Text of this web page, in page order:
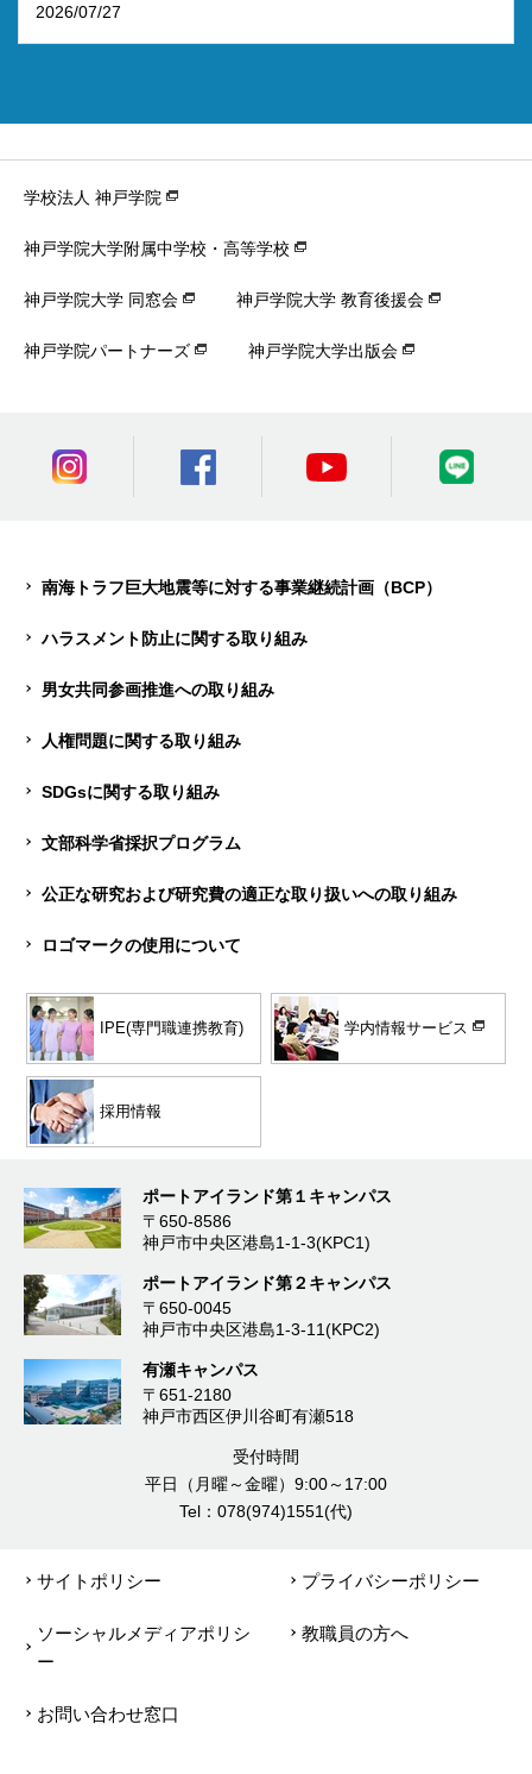
2026/07/27
学校法人 神戸学院
神戸学院大学附属中学校・高等学校
神戸学院大学 同窓会 神戸学院大学 教育後援会
神戸学院パートナーズ 神戸学院大学出版会
南海トラフ巨大地震等に対する事業継続計画（BCP）
ハラスメント防止に関する取り組み
男女共同参画推進への取り組み
人権問題に関する取り組み
SDGsに関する取り組み
文部科学省採択プログラム
公正な研究および研究費の適正な取り扱いへの取り組み
ロゴマークの使用について
IPE(専門職連携教育) 学内情報サービス
採用情報
ポートアイランド第１キャンパス
〒650-8586
神戸市中央区港島1-1-3(KPC1)
ポートアイランド第２キャンパス
〒650-0045
神戸市中央区港島1-3-11(KPC2)
有瀬キャンパス
〒651-2180
神戸市西区伊川谷町有瀬518
受付時間
平日（月曜～金曜）9:00～17:00
Tel：078(974)1551(代)
サイトポリシー プライバシーポリシー
ソーシャルメディアポリシ
ー
教職員の方へ
お問い合わせ窓口